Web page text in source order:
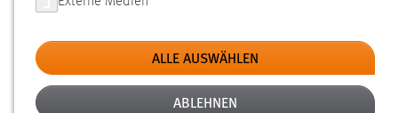
Typ
Erstellungsdatum
ALLE AUSWÄHLEN
ABLEHNEN